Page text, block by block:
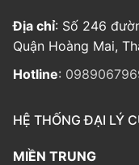
Địa chỉ: Số 246
Quận Hoàng Mai,
Hotline:
HỆ THỐNG ĐẠI LÝ
MIỀN TRUNG